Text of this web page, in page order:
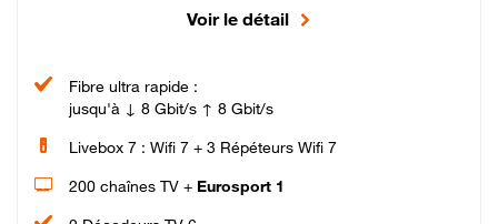
Voir le détail
Fibre ultra rapide :
jusqu'à ↓ 8 Gbit/s ↑ 8 Gbit/s
Livebox 7 : Wifi 7 + 3 Répéteurs Wifi 7
200 chaînes TV + Eurosport 1